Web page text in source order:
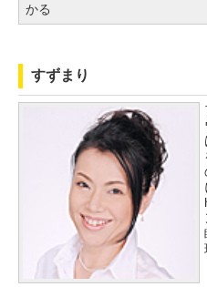
かる
すずまり